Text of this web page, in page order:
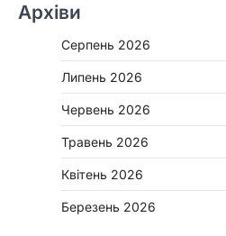
Архіви
Серпень 2026
Липень 2026
Червень 2026
Травень 2026
Квітень 2026
Березень 2026